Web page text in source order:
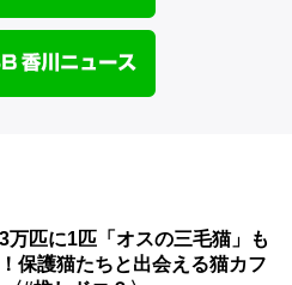
3万匹に1匹「オスの三毛猫」も
保護猫たちと出会える猫カフ